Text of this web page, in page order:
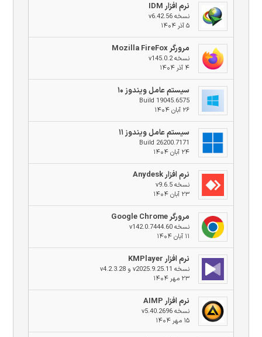
نرم افزار IDM
نسخه v6.42.56
۵ آذر ۱۴۰۴
مرورگر Mozilla FireFox
نسخه v145.0.2
۴ آذر ۱۴۰۴
سیستم عامل ویندوز ۱۰
Build 19045.6575
۲۶ آبان ۱۴۰۴
سیستم عامل ویندوز ۱۱
Build 26200.7171
۲۴ آبان ۱۴۰۴
نرم افزار Anydesk
نسخه v9.6.5
۲۳ آبان ۱۴۰۴
مرورگر Google Chrome
نسخه v142.0.7444.60
۱۱ آبان ۱۴۰۴
نرم افزار KMPlayer
نسخه v2025.9.25.11 و v4.2.3.28
۲۳ مهر ۱۴۰۴
نرم افزار AIMP
نسخه v5.40.2696
۱۵ مهر ۱۴۰۴